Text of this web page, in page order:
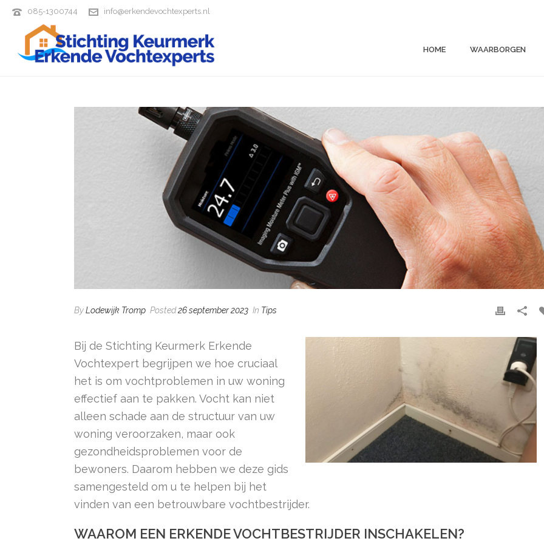
085-1300744 info@erkendevochtexperts.nl
HOME WAARBORGEN
ByLodewijk Tromp Posted26 september 2023 In Tips
Bij de Stichting Keurmerk Erkende
Vochtexpert begrijpen we hoe cruciaal
het is om vochtproblemen in uw woning
effectief aan te pakken. Vocht kan niet
alleen schade aan de structuur van uw
woning veroorzaken, maar ook
gezondheidsproblemen voor de
bewoners. Daarom hebben we deze gids
samengesteld om u te helpen bij het
vinden van een betrouwbare vochtbestrijder.
WAAROM EEN ERKENDE VOCHTBESTRIJDER INSCHAKELEN?